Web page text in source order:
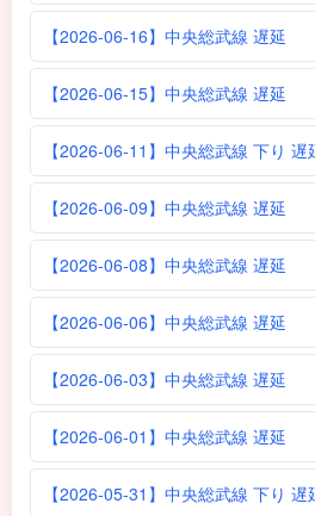
【2026-06-16】中央総武線 遅延
【2026-06-15】中央総武線 遅延
【2026-06-11】中央総武線 下り 遅
【2026-06-09】中央総武線 遅延
【2026-06-08】中央総武線 遅延
【2026-06-06】中央総武線 遅延
【2026-06-03】中央総武線 遅延
【2026-06-01】中央総武線 遅延
【2026-05-31】中央総武線 下り 遅